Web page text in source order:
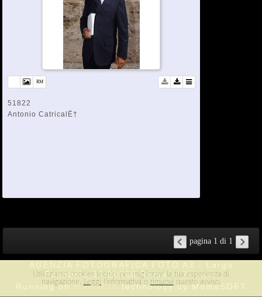
51822
Antonio CatricalË†
pagina 1 di 1
Pannonia,23 00183 Roma --Privacy
Running onMomaPIXtechnology by MomaSOFT
Utilizziamo cookies tecnici per migliorare la tua esperienza di
navigazione. Leggi l'informativa o rimuovi questo avviso.